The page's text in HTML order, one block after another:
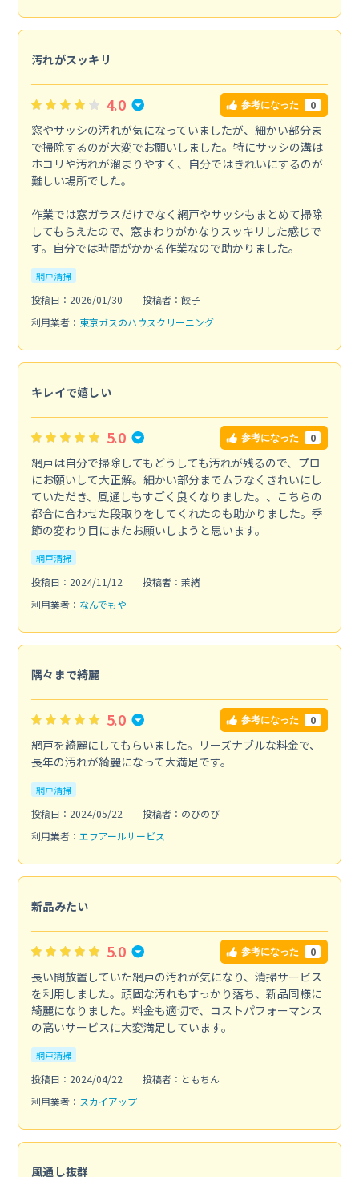
汚れがスッキリ
4.0 参考になった 0
窓やサッシの汚れが気になっていましたが、細かい部分ま
で掃除するのが大変でお願いしました。特にサッシの溝は
ホコリや汚れが溜まりやすく、自分ではきれいにするのが
難しい場所でした。
作業では窓ガラスだけでなく網戸やサッシもまとめて掃除
してもらえたので、窓まわりがかなりスッキリした感じで
す。自分では時間がかかる作業なので助かりました。
網戸清掃
投稿日：2026/01/30
投稿者：餃子
利用業者： 東京ガスのハウスクリーニング
キレイで嬉しい
5.0 参考になった 0
網戸は自分で掃除してもどうしても汚れが残るので、プロ
にお願いして大正解。細かい部分までムラなくきれいにし
ていただき、風通しもすごく良くなりました。、こちらの
都合に合わせた段取りをしてくれたのも助かりました。季
節の変わり目にまたお願いしようと思います。
網戸清掃
投稿日：2024/11/12
投稿者：茉緒
利用業者： なんでもや
隅々まで綺麗
5.0 参考になった 0
網戸を綺麗にしてもらいました。リーズナブルな料金で、
長年の汚れが綺麗になって大満足です。
網戸清掃
投稿日：2024/05/22
投稿者：のびのび
利用業者： エフアールサービス
新品みたい
5.0 参考になった 0
長い間放置していた網戸の汚れが気になり、清掃サービス
を利用しました。頑固な汚れもすっかり落ち、新品同様に
綺麗になりました。料金も適切で、コストパフォーマンス
の高いサービスに大変満足しています。
網戸清掃
投稿日：2024/04/22
投稿者：ともちん
利用業者： スカイアップ
風通し抜群